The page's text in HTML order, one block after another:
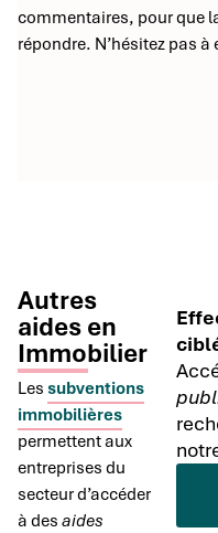
commentaires, pour que
répondre. N’hésitez pas
Autres
aides en
Immobilier
Les subventions
immobilières
permettent aux
entreprises du
secteur d’accéder
à des aides